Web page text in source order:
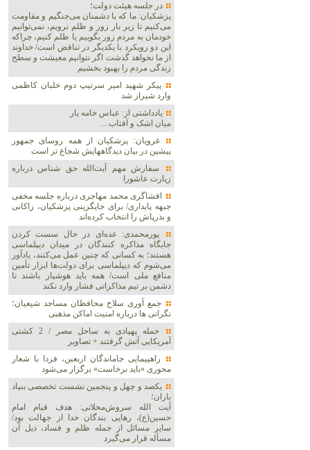
در جلسه هیئت دولت؛
پزشکیان: ما که با دشمنان می‌جنگیم و مقاومت
می‌کنیم تا زیر بار زور و ظلم نرویم، نمی‌توانیم
خودمان به مردم زور بگوییم یا ظلم کنیم، چراکه
این دو رویکرد با یکدیگر در تناقض است/ خداوند
از ما نخواهد گذشت اگر نتوانیم معیشت و سطح
زندگی مردم را بهبود بخشیم
پیکر شهید امیر سرتیپ دوم خلبان کاظمی
وارد شیراز شد
یادداشتی از: عباس خامه یار
میان اشک و آفتاب…
غرویان: پزشکیان از همه روسای جمهور
پیشین در بیان دیدگاههایش شجاع تر است
سفارش مهم آیت‌الله حق شناس درباره
زیارت عاشورا
افشاگری محمد مهاجری درباره جلسه مخفی
جبهه پایداری/ برای جایگزینی پزشکیان، زاکانی
و بذرپاش را انتخاب کرده‌اند
پورمحمدی: عده‌ای در حال سست کردن
جایگاه مذاکره کنندگان در میدان دیپلماسی
هستند؛ به کسانی که چنین عمل می‌کنند، یادآور
می‌شوم که دیپلماسی برای دولت‌ها ابزار تأمین
منافع ملی است/ همه باید هوشیار باشند تا
دشمن بر تیم مذاکراتی فشار وارد نکند
جمع آوری سلاح محافظان مساجد شیعیان؛
نگرانی ها درباره امنیت اماکن مذهبی
حمله پهپادی به ساحل مصر / 2 کشتی
آمریکایی آتش گرفتند + تصاویر
راهپیمایی جاماندگان اربعین، فردا با شعار
محوری «باید برخاست» برگزار می‌شود
یکصد و چهل و پنجمین نشست تخصصی بنیاد
باران؛
آیت الله سروش‌محلاتی: هدف قیام امام
حسین(ع)، رهایی بندگان خدا از جهالت بود/
سایر مسائل از جمله ظلم و فساد، ذیل آن
مسأله قرار می‌گیرد